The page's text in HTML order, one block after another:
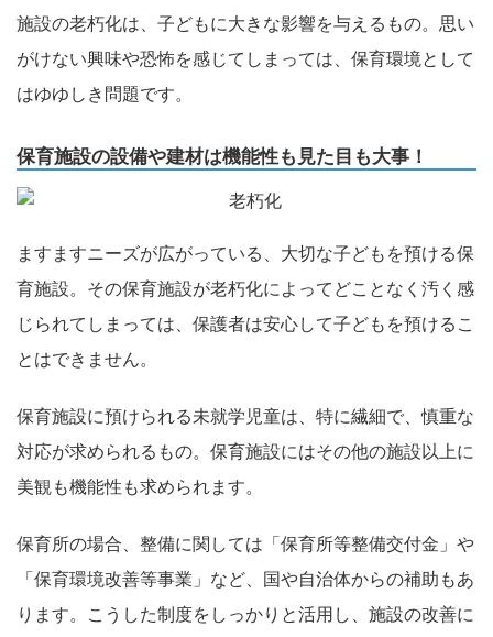
施設の老朽化は、子どもに大きな影響を与えるもの。思い
がけない興味や恐怖を感じてしまっては、保育環境として
はゆゆしき問題です。
保育施設の設備や建材は機能性も見た目も大事！
ますますニーズが広がっている、大切な子どもを預ける保
育施設。その保育施設が老朽化によってどことなく汚く感
じられてしまっては、保護者は安心して子どもを預けるこ
とはできません。
保育施設に預けられる未就学児童は、特に繊細で、慎重な
対応が求められるもの。保育施設にはその他の施設以上に
美観も機能性も求められます。
保育所の場合、整備に関しては「保育所等整備交付金」や
「保育環境改善等事業」など、国や自治体からの補助もあ
ります。こうした制度をしっかりと活用し、施設の改善に